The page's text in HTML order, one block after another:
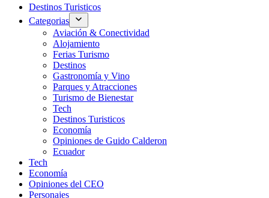
Destinos Turisticos
Categorias
Aviación & Conectividad
Alojamiento
Ferias Turismo
Destinos
Gastronomía y Vino
Parques y Atracciones
Turismo de Bienestar
Tech
Destinos Turisticos
Economía
Opiniones de Guido Calderon
Ecuador
Tech
Economía
Opiniones del CEO
Personajes